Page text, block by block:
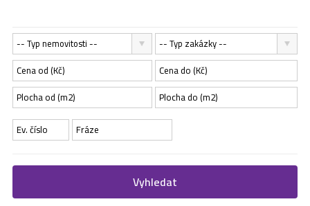
-- Typ nemovitosti -- -- Typ zakázky --
Vyhledat